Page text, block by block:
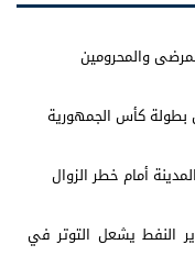
والمحرومين
أمام خطر الزوال
النفط يشعل التوتر في